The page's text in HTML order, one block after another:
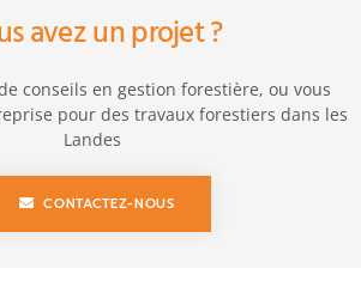
avez un projet ?
conseils en gestion forestière, ou vous
pour des travaux forestiers dans les
Landes
CONTACTEZ-NOUS